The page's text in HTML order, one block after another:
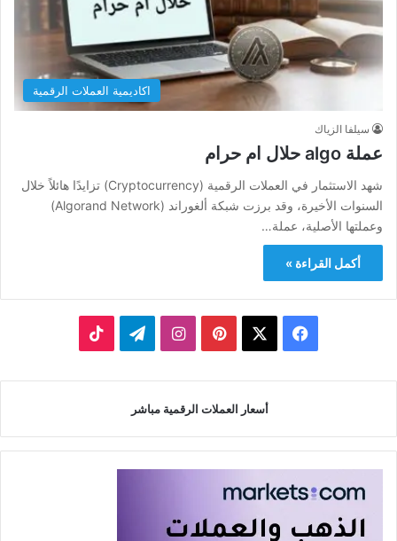
اكاديمية العملات الرقمية
سيلفا الزياك
عملة algo حلال ام حرام​
شهد الاستثمار في العملات الرقمية (Cryptocurrency) تزايدًا هائلاً خلال
السنوات الأخيرة، وقد برزت شبكة ألغوراند (Algorand Network)
وعملتها الأصلية، عملة…
أكمل القراءة »
فيسبوك بينتيريستانستقرامتيلقرام
أسعار العملات الرقمية مباشر